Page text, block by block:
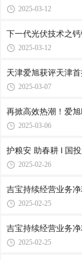
2025-03-12
下一代光伏技术之
2025-03-12
天津爱旭获评天津
2025-03-07
再掀高效热潮！爱
2025-03-06
护粮安 助春耕 l 国
2025-02-26
吉宝持续经营业务
2025-02-25
吉宝持续经营业务
2025-02-25